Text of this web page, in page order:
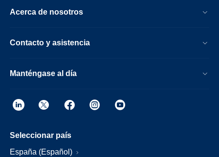
Acerca de nosotros
Contacto y asistencia
Manténgase al día
Seleccionar país
España (Español)